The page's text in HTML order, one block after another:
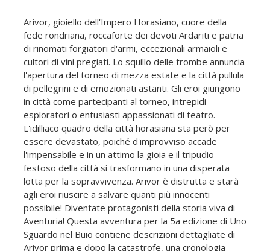
Arivor, gioiello dell'Impero Horasiano, cuore della
fede rondriana, roccaforte dei devoti Ardariti e patria
di rinomati forgiatori d'armi, eccezionali armaioli e
cultori di vini pregiati. Lo squillo delle trombe annuncia
l'apertura del torneo di mezza estate e la città pullula
di pellegrini e di emozionati astanti. Gli eroi giungono
in città come partecipanti al torneo, intrepidi
esploratori o entusiasti appassionati di teatro.
L'idilliaco quadro della città horasiana sta però per
essere devastato, poiché d'improvviso accade
l'impensabile e in un attimo la gioia e il tripudio
festoso della città si trasformano in una disperata
lotta per la sopravvivenza. Arivor è distrutta e starà
agli eroi riuscire a salvare quanti più innocenti
possibile! Diventate protagonisti della storia viva di
Aventuria! Questa avventura per la 5a edizione di Uno
Sguardo nel Buio contiene descrizioni dettagliate di
Arivor prima e dopo la catastrofe, una cronologia